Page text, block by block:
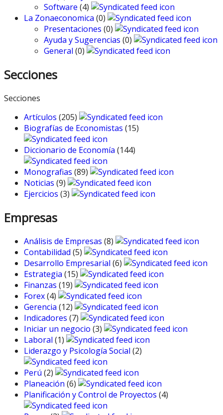
Software (4)
La Zonaeconomica (0)
Presentaciones (0)
Ayuda y Sugerencias (0)
General (0)
Secciones
Secciones
Artículos (205)
Biografías de Economistas (15)
Diccionario de Economía (144)
Monografias (89)
Noticias (9)
Ejercicios (3)
Empresas
Análisis de Empresas (8)
Contabilidad (5)
Desarrollo Empresarial (6)
Estrategia (15)
Finanzas (19)
Forex(4)
Gerencia (12)
Indicadores (7)
Iniciar un negocio (3)
Laboral (1)
Liderazgo y Psicología Social (2)
Perú (2)
Planeación (6)
Planificación y Control de Proyectos (4)